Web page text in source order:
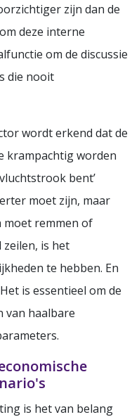
zijn dan de
deze interne
om de discussie
die nooit
wordt erkend dat de
krampachtig worden
bent’
moet zijn, maar
moet remmen of
zeilen, is het
te hebben. En
is essentieel om de
van haalbare
is het van belang